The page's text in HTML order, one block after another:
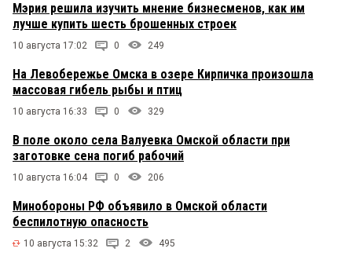
Мэрия решила изучить мнение бизнесменов, как им
лучше купить шесть брошенных строек
10 августа 17:02 0 249
На Левобережье Омска в озере Кирпичка произошла
массовая гибель рыбы и птиц
10 августа 16:33 0 329
В поле около села Валуевка Омской области при
заготовке сена погиб рабочий
10 августа 16:04 0 206
Минобороны РФ объявило в Омской области
беспилотную опасность
10 августа 15:32 2 495